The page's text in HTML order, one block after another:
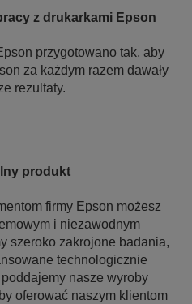
z drukarkami Epson
przygotowano tak, aby
za każdym razem dawały
rezultaty.
produkt
firmy Epson możesz
i niezawodnym
szeroko zakrojone badania,
technologicznie
nasze wyroby
oferować naszym klientom